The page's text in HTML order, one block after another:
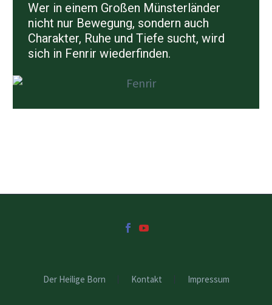
Wer in einem Großen Münsterländer
nicht nur Bewegung, sondern auch
Charakter, Ruhe und Tiefe sucht, wird
sich in Fenrir wiederfinden.
Der Heilige Born Kontakt Impressum